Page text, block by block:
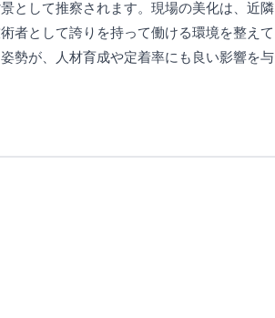
として推察されます。現場の美化は、近隣
者として誇りを持って働ける環境を整えて
勢が、人材育成や定着率にも良い影響を与